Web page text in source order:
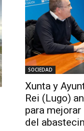
SOCIEDAD
Xunta y
Rei (Lugo)
para
del